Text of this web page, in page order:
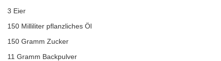
3 Eier
150 Milliliter pflanzliches Öl
150 Gramm Zucker
11 Gramm Backpulver